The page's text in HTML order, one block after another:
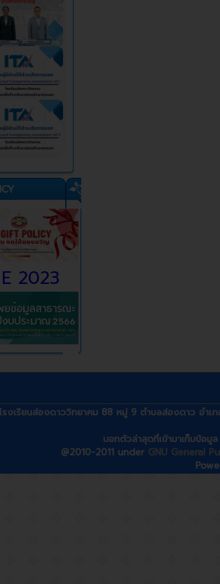
2023
รงเรียนส่องดาววิทยาคม 88 หมู่ 9 ตำบลส่องดาว อำ
บอทตัวล่าสุดที่เข้ามาเก็บข้อมู
@2010-2011 under GNU General